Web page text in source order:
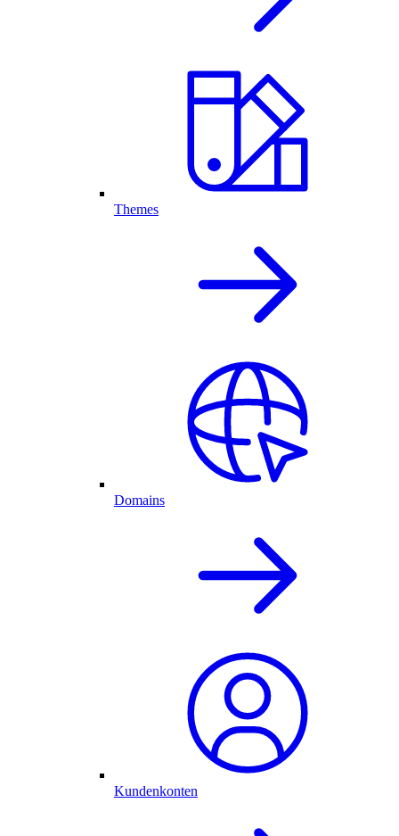
Themes
Domains
Kundenkonten